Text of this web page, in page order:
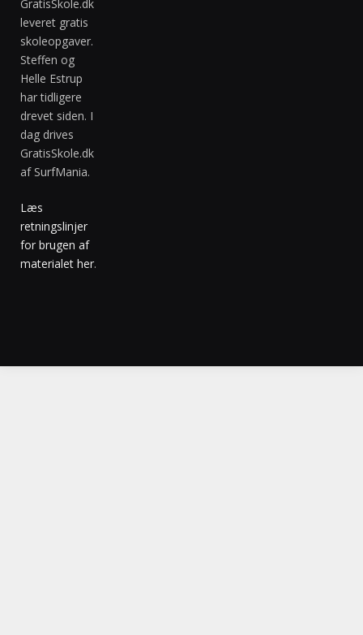
GratisSkole.dk
leveret gratis
skoleopgaver.
Steffen og
Helle Estrup
har tidligere
drevet siden. I
dag drives
GratisSkole.dk
af SurfMania.
Læs
retningslinjer
for brugen af
materialet her.